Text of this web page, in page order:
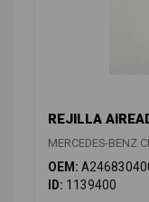
REJILLA
MERCEDES-BENZ
OEM:
ID: 1139400